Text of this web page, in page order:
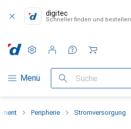
digitec
Schneller finden und bestellen
Navigation nach Kategorien
Menü Suche
Einstellungen
Kundenkonto
Vergleichslisten
Merklisten
Warenkorb
Peripherie Stromversorgung